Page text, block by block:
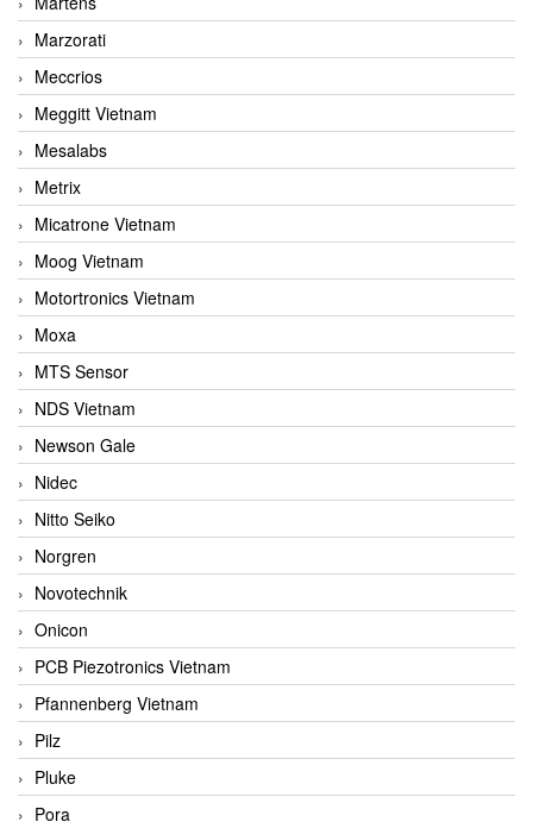
Marzorati
Meccrios
Meggitt Vietnam
Mesalabs
Metrix
Micatrone Vietnam
Moog Vietnam
Motortronics Vietnam
Moxa
MTS Sensor
NDS Vietnam
Newson Gale
Nidec
Nitto Seiko
Norgren
Novotechnik
Onicon
PCB Piezotronics Vietnam
Pfannenberg Vietnam
Pilz
Pluke
Pora